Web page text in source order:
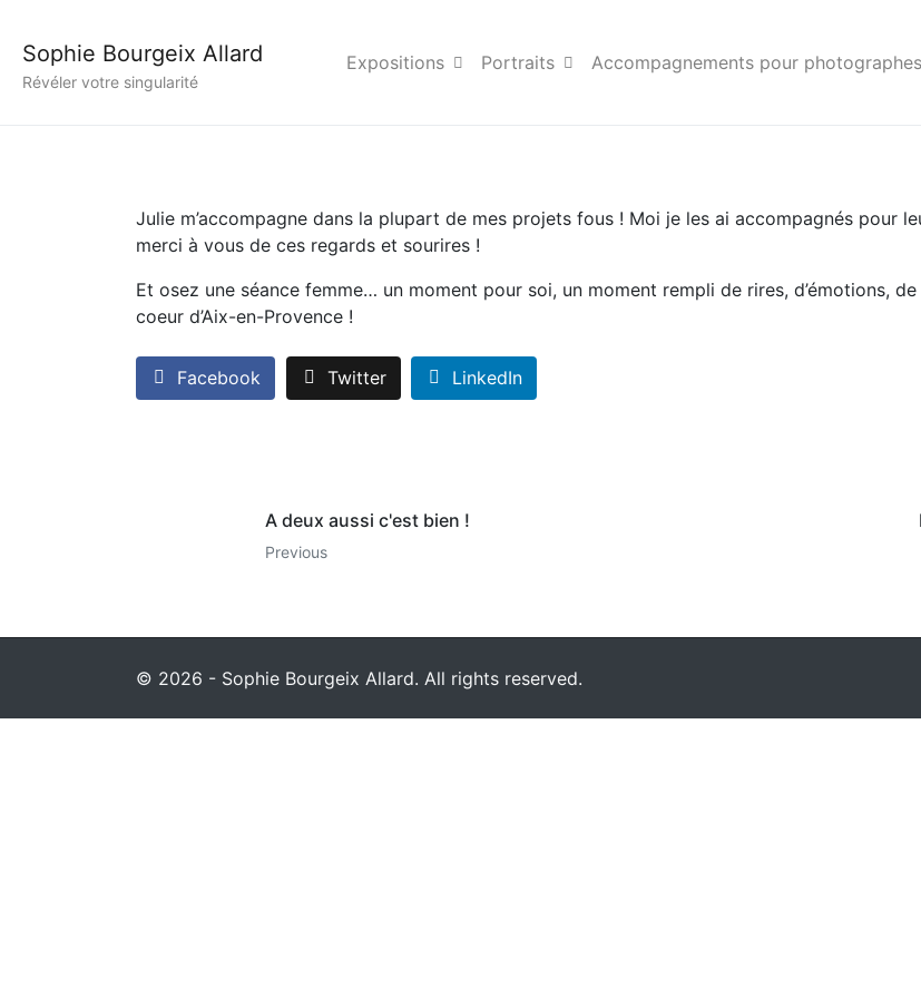
Sophie Bourgeix Allard
Révéler votre singularité
Expositions Portraits Accompagnements pour photographes
Etre une femme…
Julie m’accompagne dans la plupart de mes projets fous ! Moi je les ai accompagnés pour
merci à vous de ces regards et sourires !
Et osez une séance femme… un moment pour soi, un moment rempli de rires, d’émotions,
coeur d’Aix-en-Provence !
Facebook Twitter LinkedIn
A deux aussi c'est bien !
Previous
© 2026 - Sophie Bourgeix Allard. All rights reserved.